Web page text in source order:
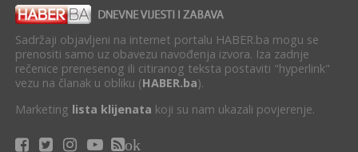
Sadržaji objavljeni na internet portalu HABER.ba mogu se
prenositi samo uz obavezu navođenja izvora. Iza zadnje
rečenice prenesenog ili citiranog teksta postaviti "hyperlink"
vezu na članak u obliku (HABER.ba).
Marketing lista klijenata koji su nam ukazali povjerenje.
ok